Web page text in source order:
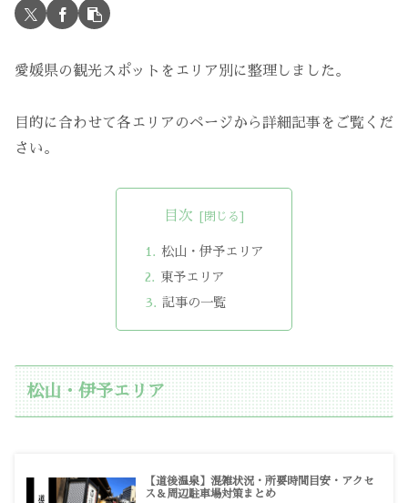
愛媛県の観光スポットをエリア別に整理しました。
目的に合わせて各エリアのページから詳細記事をご覧くだ
さい。
目次
松山・伊予エリア
東予エリア
記事の一覧
松山・伊予エリア
【道後温泉】混雑状況・所要時間目安・アクセ
ス＆周辺駐車場対策まとめ